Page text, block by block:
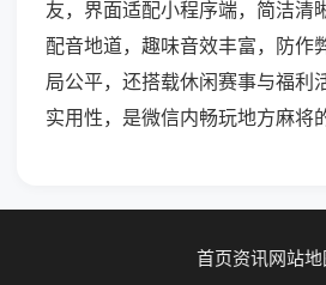
友，界面适配小程序端，简洁清
配音地道，趣味音效丰富，防作
局公平，还搭载休闲赛事与福利
实用性，是微信内畅玩地方麻将
首页资讯网站地